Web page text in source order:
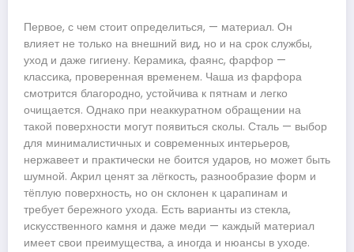
Первое, с чем стоит определиться, — материал. Он
влияет не только на внешний вид, но и на срок службы,
уход и даже гигиену. Керамика, фаянс, фарфор —
классика, проверенная временем. Чаша из фарфора
смотрится благородно, устойчива к пятнам и легко
очищается. Однако при неаккуратном обращении на
такой поверхности могут появиться сколы. Сталь — выбор
для минималистичных и современных интерьеров,
нержавеет и практически не боится ударов, но может быть
шумной. Акрил ценят за лёгкость, разнообразие форм и
тёплую поверхность, но он склонен к царапинам и
требует бережного ухода. Есть варианты из стекла,
искусственного камня и даже меди — каждый материал
имеет свои преимущества, а иногда и нюансы в уходе.